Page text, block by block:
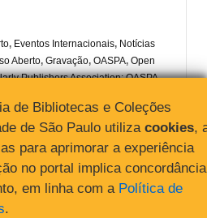
, Eventos Internacionais, Notícias
Aberto, Gravação, OASPA, Open
Publishers Association: OASPA,
de Bibliotecas e Coleções
de São Paulo utiliza cookies,
para aprimorar a experiência
no portal implica concordância
em linha com a Política de
.